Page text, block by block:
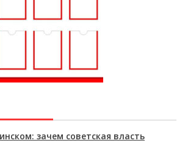
зачем советская власть